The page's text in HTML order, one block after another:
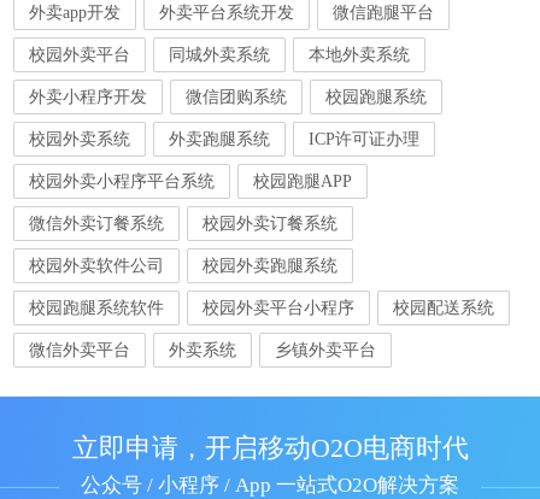
外卖app开发 外卖平台系统开发 微信跑腿平台
校园外卖平台 同城外卖系统 本地外卖系统
外卖小程序开发 微信团购系统 校园跑腿系统
校园外卖系统 外卖跑腿系统 ICP许可证办理
校园外卖小程序平台系统 校园跑腿APP
微信外卖订餐系统 校园外卖订餐系统
校园外卖软件公司 校园外卖跑腿系统
校园跑腿系统软件 校园外卖平台小程序 校园配送系统
微信外卖平台 外卖系统 乡镇外卖平台
立即申请，开启移动O2O电商时代
公众号 / 小程序 / App 一站式O2O解决方案